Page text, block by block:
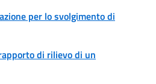
per lo svolgimento di
di rilievo di un